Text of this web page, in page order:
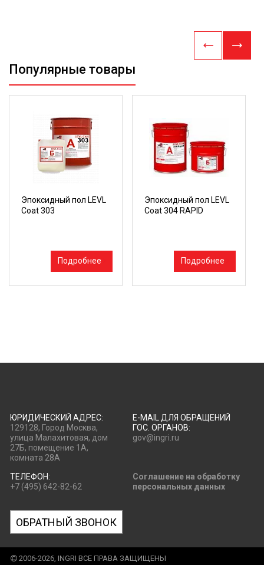
Популярные товары
Эпоксидный пол LEVL
Coat 303
Подробнее
Эпоксидный пол LEVL
Coat 304 RAPID
Подробнее
ЮРИДИЧЕСКИЙ АДРЕС:
129128, Город Москва,
улица Малахитовая, дом
27Б, помещение 1А,
комната 28А
E-MAIL ДЛЯ ОБРАЩЕНИЙ
ГОС. ОРГАНОВ:
gov@ingri.ru
ТЕЛЕФОН:
+7 (495) 642-82-62
Соглашение на обработку
персональных данных
ОБРАТНЫЙ ЗВОНОК
2006-2026, INGRI ВСЕ ПРАВА ЗАЩИЩЕНЫ